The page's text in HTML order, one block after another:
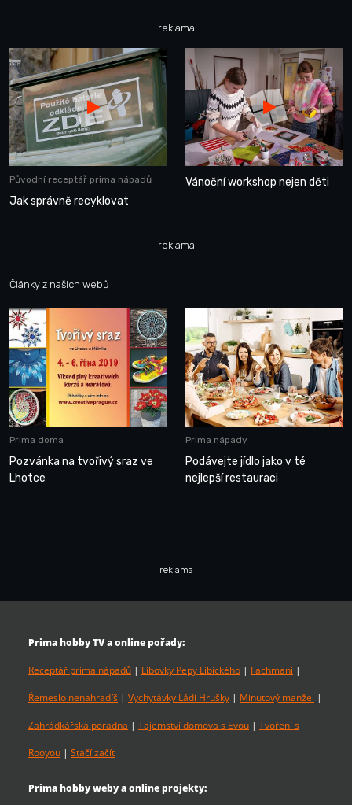
reklama
Původní receptář prima nápadů
Jak správně recyklovat
Vánoční workshop nejen děti
reklama
Články z našich webů
Prima doma
Pozvánka na tvořivý sraz ve
Lhotce
Prima nápady
Podávejte jídlo jako v té
nejlepší restauraci
reklama
Prima hobby TV a online pořady:
Receptář prima nápadů | Libovky Pepy Libického | Fachmani |
Řemeslo nenahradíš | Vychytávky Ládi Hrušky | Minutový manžel |
Zahrádkářská poradna | Tajemství domova s Evou | Tvoření s
Rooyou | Stačí začít
Prima hobby weby a online projekty: